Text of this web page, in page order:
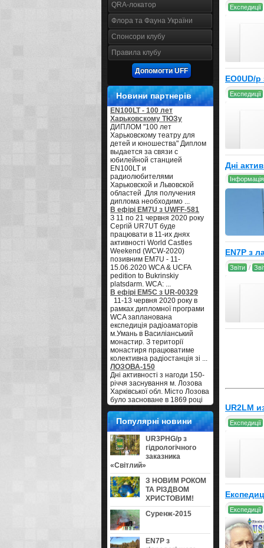
QRA-локатор
Флора та Фауна України
Спонсори клубу
Правила клубу
Допомогти UFF
Новини партнерів
EN100LT - 100 лет
Харьковскому ТЮЗу
ДИПЛОМ "100 лет
Харьковскому театру для
детей и юношества" Диплом
выдается за связи с
юбилейной станцией
EN100LT и
радиолюбителями
Харьковской и Львовской
областей .Для получения
диплома необходимо ...
В ефірі EM7U з UWFF-581
З 11 по 21 червня 2020 року
Сергій UR7UT буде
працювати в 11-их днях
активності World Castles
Weekend (WCW-2020)
позивним EM7U - 11-
15.06.2020 WCA & UCFA
pedition to Bukrinskiy
platsdarm. WCA: ...
В ефірі EM5C з UR-00329
11-13 червня 2020 року в
рамках дипломної програми
WCA запланована
експедиція радіоаматорів
м.Умань в Василіанський
монастир. З території
монастиря працюватиме
колективна радіостанція зі ...
ЛОЗОВА-150
Дні активності з нагоди 150-
річчя заснування м. Лозова
Харківської обл. Місто Лозова
було засноване в 1869 році
зв'язку з будівництвом
Курсько-Харківсько-Азовської
залізниці. ...
UR7GO нуждается в
помощи
Всем GE! Наш активный
контестмен и постоянный
участник в Команде EM5HQ
Александр UR7GO
нуждается в нашей
поддержке и помощи. В 2013
году ему пришлось
перенести две серьезные
онко операции. Тогда его ...
За Вас, за нас, и за МАРРАД
Согласно плана
Популярні новини
UR3PHG/p з
гідрологічного
заказника
«Світлий»
З НОВИМ РОКОМ
ТА РІЗДВОМ
ХРИСТОВИМ!
Суренж-2015
EN7P з
Експедиції
EO0UD/p
Експедиції
Дні
Інформація
EN7P з
Звіти /
UR2LM
Експедиції
Експедиції